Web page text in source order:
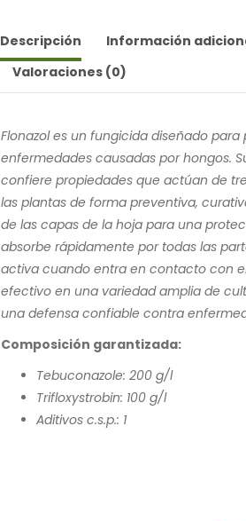
Descripción
Información
Valoraciones (0)
Flonazol es un fungicida diseñado
enfermedades causadas por hongos.
confiere propiedades que actúan de
las plantas de forma preventiva,
de las capas de la hoja para una
absorbe rápidamente por todas las
activa cuando entra en contacto con
efectivo en una variedad amplia de
una defensa confiable contra
Composición garantizada:
Tebuconazole: 200 g/l
Trifloxystrobin: 100 g/l
Aditivos c.s.p.: 1